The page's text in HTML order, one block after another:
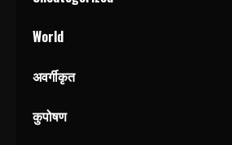
World
अवर्गीकृत
कुपोषण